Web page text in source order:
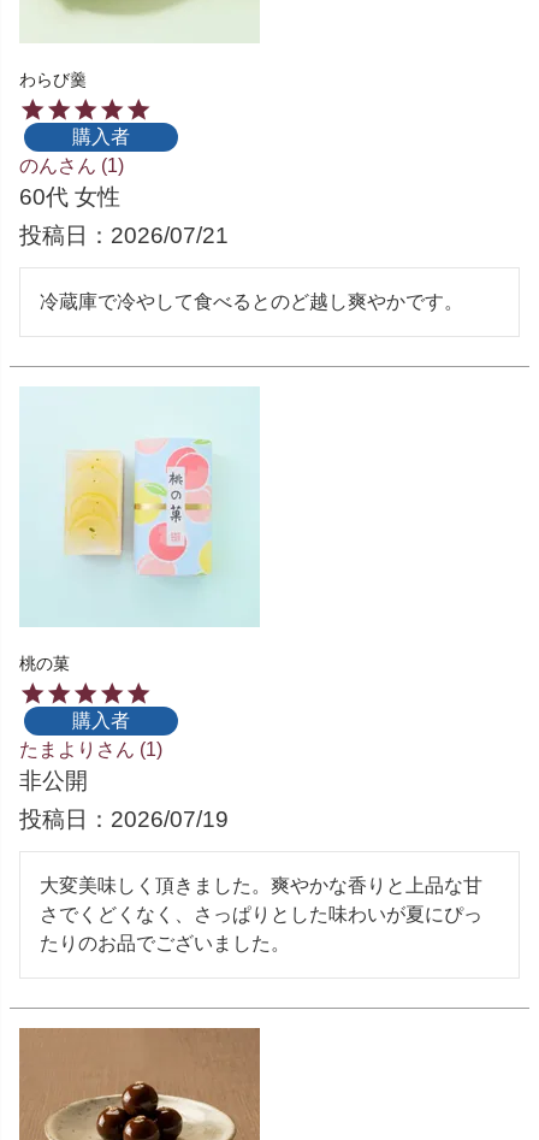
わらび羹
購入者
のん
1
60代 女性
投稿日
2026/07/21
冷蔵庫で冷やして食べるとのど越し爽やかです。
桃の菓
購入者
たまより
1
非公開
投稿日
2026/07/19
大変美味しく頂きました。爽やかな香りと上品な甘
さでくどくなく、さっぱりとした味わいが夏にぴっ
たりのお品でございました。